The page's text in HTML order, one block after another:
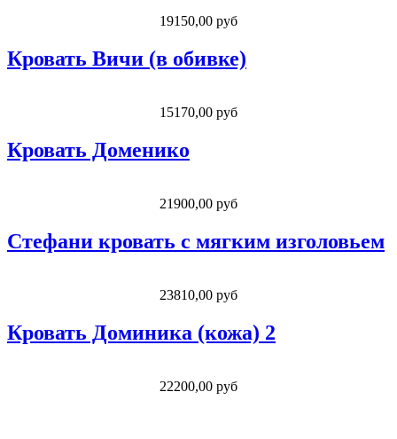
19150,00 руб
Кровать Вичи (в обивке)
15170,00 руб
Кровать Доменико
21900,00 руб
Стефани кровать с мягким изголовьем
23810,00 руб
Кровать Доминика (кожа) 2
22200,00 руб